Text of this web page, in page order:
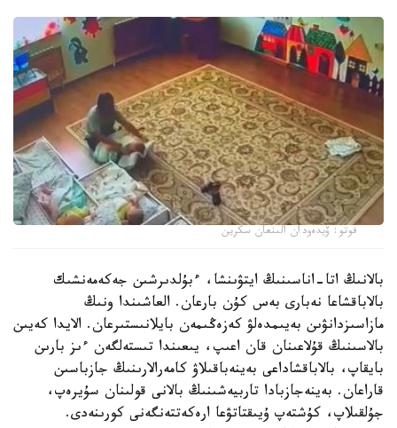
فوتو: ۆيدەودان الىنعان سكرين
بالانىڭ اتا-اناسىنىڭ ايتۋىنشا، ءبۇلدىرشىن جەكەمەنشىك
بالاباقشاعا نەبارى بەس كۇن بارعان. العاشىندا ونىڭ
مازاسىزدانۋىن بەيىمدەلۋ كەزەڭىمەن بايلانىستىرعان. الايدا كەيىن
بالاسىنىڭ قۇلاعىنان قان اعىپ، يىعىندا تىستەلگەن ءىز بارىن
بايقاپ، بالاباقشاداعى بەينەباقىلاۋ كامەرالارىنىڭ جازباسىن
قاراعان. بەينەجازبادا تاربيەشىنىڭ بالانى قولىنان سۇيرەپ،
جۇلقىلاپ، كۇشتەپ ۇيىقتاتۋعا ارەكەتتەنگەنى كورىنەدى.